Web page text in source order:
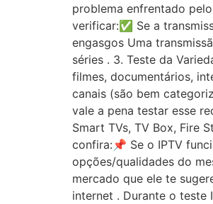
problema enfrentado
verificar:✅ Se a
engasgos Uma
séries . 3. Teste da
filmes, documentários,
canais (são bem
vale a pena testar esse
Smart TVs, TV Box, Fire
confira:📌 Se o IPTV
opções/qualidades do
mercado que ele te
internet . Durante o teste